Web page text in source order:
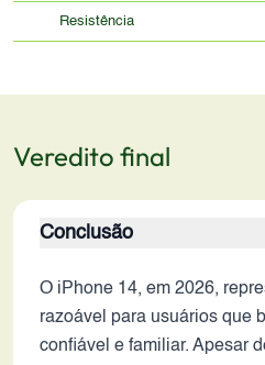
Resistência
Veredito final
Conclusão
O iPhone 14, em 2026,
razoável para usuários que
confiável e familiar. Apesar